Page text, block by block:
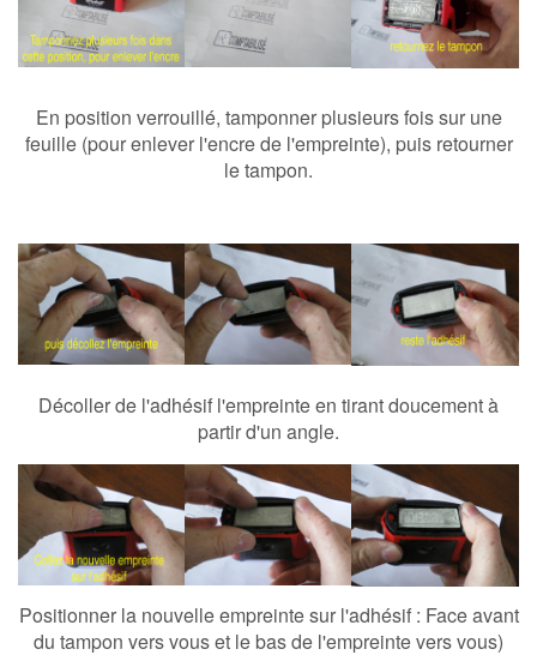
En position verrouillé, tamponner plusieurs fois sur une
feuille (pour enlever l'encre de l'empreinte), puis retourner
le tampon.
Décoller de l'adhésif l'empreinte en tirant doucement à
partir d'un angle.
Positionner la nouvelle empreinte sur l'adhésif : Face avant
du tampon vers vous et le bas de l'empreinte vers vous)